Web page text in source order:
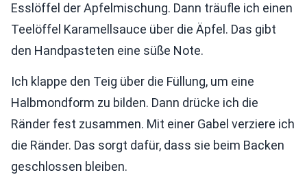
Esslöffel der Apfelmischung. Dann träufle ich einen
Teelöffel Karamellsauce über die Äpfel. Das gibt
den Handpasteten eine süße Note.
Ich klappe den Teig über die Füllung, um eine
Halbmondform zu bilden. Dann drücke ich die
Ränder fest zusammen. Mit einer Gabel verziere ich
die Ränder. Das sorgt dafür, dass sie beim Backen
geschlossen bleiben.